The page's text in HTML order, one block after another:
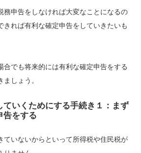
務申告をしなければ大変なことになるの
きれば有利な確定申告をしていきたいも
合でも将来的には有利な確定申告をする
しょう。
ていくためにする手続き１：まず
告をする
ていないからといって所得税や住民税が